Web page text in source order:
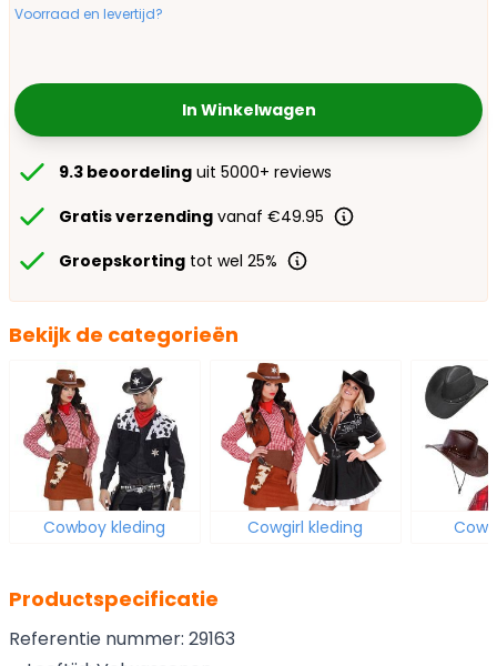
Voorraad en levertijd?
In Winkelwagen
9.3 beoordeling uit 5000+ reviews
Gratis verzending vanaf €49.95
Groepskorting tot wel 25%
Bekijk de categorieën
Cowboy kleding Cowgirl kleding
Productspecificatie
Referentie nummer: 29163